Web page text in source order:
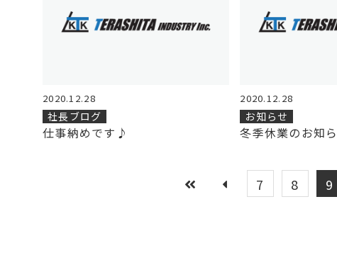
2020.12.28
社長ブログ
仕事納めです♪
2020.12.28
お知らせ
冬季休業のお知
7 8 9